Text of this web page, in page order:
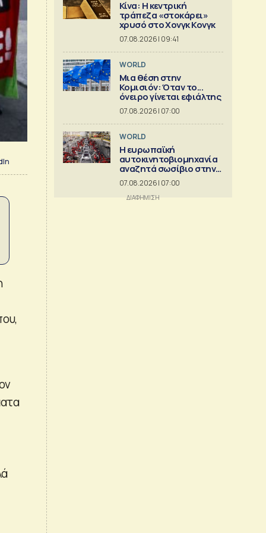
Κίνα: Η κεντρική
τράπεζα «στοκάρει»
χρυσό στο Χονγκ Κονγκ
07.08.2026 | 09:41
WORLD
Μια θέση στην
Κομισιόν: Όταν το...
όνειρο γίνεται εφιάλτης
07.08.2026 | 07:00
WORLD
Η ευρωπαϊκή
αυτοκινητοβιομηχανία
αναζητά σωσίβιο στην
Κίνα
07.08.2026 | 07:00